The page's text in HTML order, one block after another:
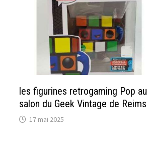
les figurines retrogaming Pop au
salon du Geek Vintage de Reims
17 mai 2025